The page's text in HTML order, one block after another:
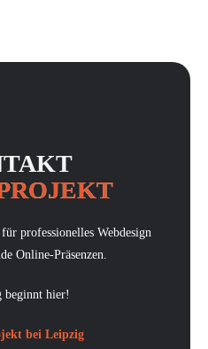
professionelles Webdesign
Online-Präsenzen.
hier!
bei Leipzig